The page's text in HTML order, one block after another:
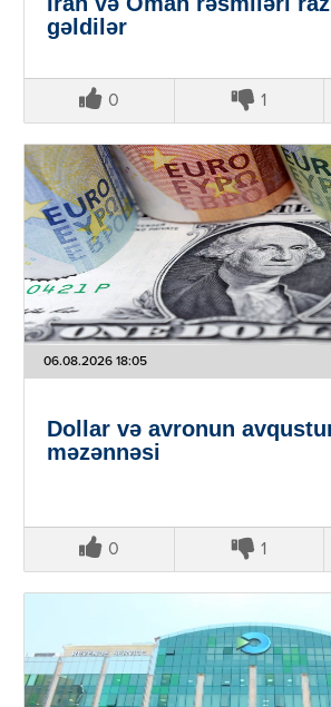
gəldilər
0 1
06.08.2026 18:05
Dollar və avronun
məzənnəsi
0 1